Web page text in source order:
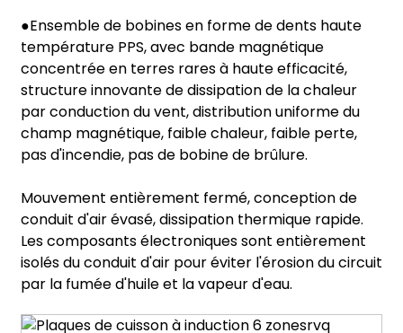
●Ensemble de bobines en forme de dents haute
température PPS, avec bande magnétique
concentrée en terres rares à haute efficacité,
structure innovante de dissipation de la chaleur
par conduction du vent, distribution uniforme du
champ magnétique, faible chaleur, faible perte,
pas d'incendie, pas de bobine de brûlure.
Mouvement entièrement fermé, conception de
conduit d'air évasé, dissipation thermique rapide.
Les composants électroniques sont entièrement
isolés du conduit d'air pour éviter l'érosion du circuit
par la fumée d'huile et la vapeur d'eau.